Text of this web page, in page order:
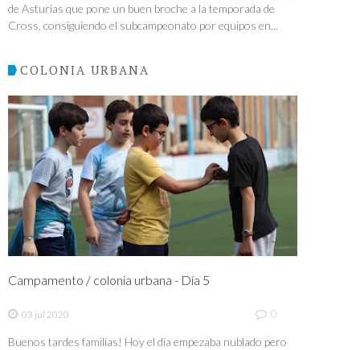
de Asturias que pone un buen broche a la temporada de
Cross, consiguiendo el subcampeonato por equipos en...
COLONIA URBANA
Campamento / colonia urbana - Día 5
03 jul 2020 0
Buenos tardes familias! Hoy el día empezaba nublado pero